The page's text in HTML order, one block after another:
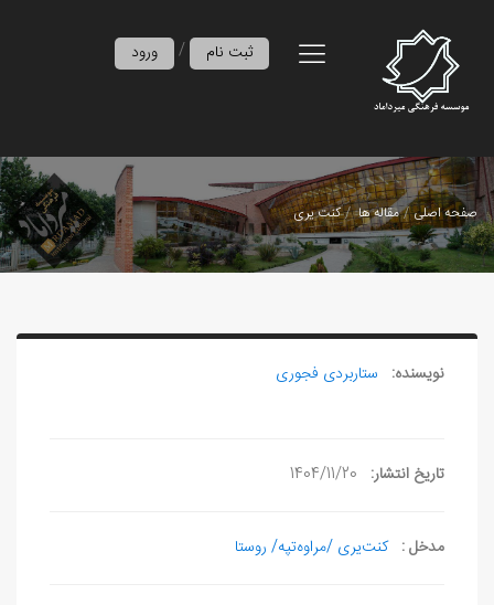
ورود / ثبت نام
صفحه اصلی مقاله ها کنت یری
نویسنده: ستاربردی فجوری
تاریخ انتشار: 1404/11/20
مدخل : کنت‌یری /مراوه‌تپه/ روستا